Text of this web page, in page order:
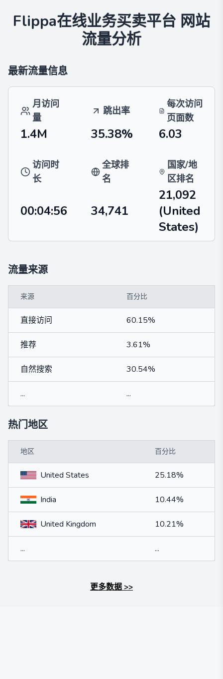
Flippa在线业务买卖平台 网站
流量分析
最新流量信息
月访问
量
跳出率
每次访问
页面数
1.4M 35.38% 6.03
访问时
长
全球排
名
国家/地
区排名
00:04:56 34,741
21,092
(United
States)
流量来源
来源 百分比
直接访问 60.15%
推荐 3.61%
自然搜索 30.54%
... ...
热门地区
地区 百分比
United States 25.18%
India 10.44%
United Kingdom 10.21%
... ...
更多数据>>